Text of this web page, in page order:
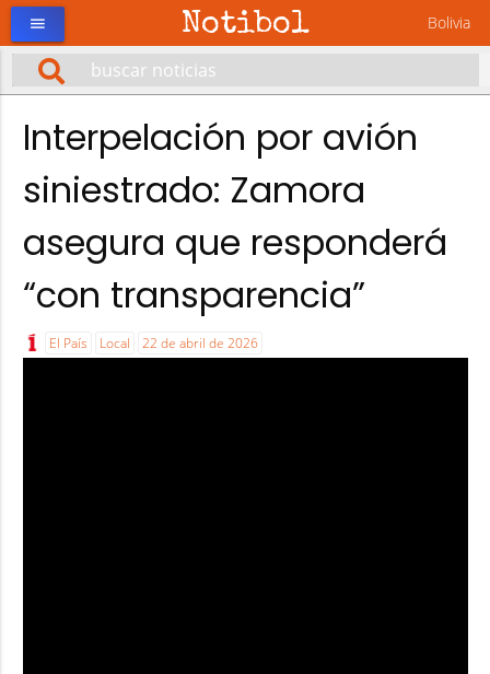
Notibol Bolivia
menu
Interpelación por avión
siniestrado: Zamora
asegura que responderá
“con transparencia”
El País Local 22 de abril de 2026